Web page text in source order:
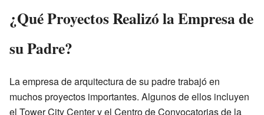
¿Qué Proyectos Realizó la Empresa de
su Padre?
La empresa de arquitectura de su padre trabajó en
muchos proyectos importantes. Algunos de ellos incluyen
el Tower City Center y el Centro de Convocatorias de la